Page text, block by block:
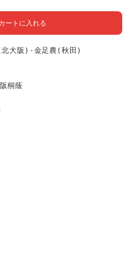
ートに入れる
大阪)-金足農(秋田)
桐蔭